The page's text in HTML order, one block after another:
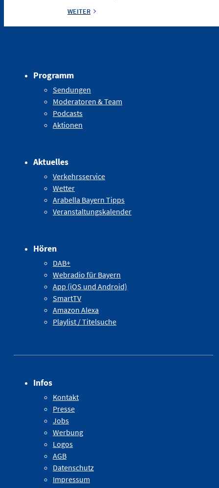
WEITER
Programm
Sendungen
Moderatoren & Team
Podcasts
Aktionen
Aktuelles
Verkehrsservice
Wetter
Arabella Bayern Tipps
Veranstaltungskalender
Hören
DAB+
Webradio für Bayern
App (iOS und Android)
SmartTV
Amazon Alexa
Playlist / Titelsuche
Infos
Kontakt
Presse
Jobs
Werbung
Logos
AGB
Datenschutz
Impressum